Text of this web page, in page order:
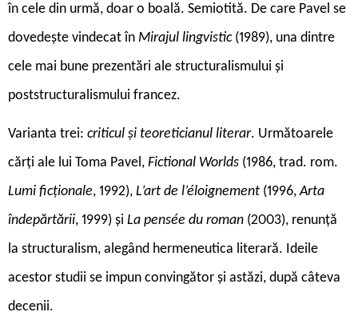
în cele din urmă, doar o boală. Semiotită. De care Pavel se
dovedește vindecat în Mirajul lingvistic (1989), una dintre
cele mai bune prezentări ale structuralismului și
poststructuralismului francez.
Varianta trei: criticul și teoreticianul literar. Următoarele
cărţi ale lui Toma Pavel, Fictional Worlds (1986, trad. rom.
Lumi ficționale, 1992), L’art de l’éloignement (1996,Arta
îndepărtării, 1999) și La pensée du roman (2003), renunță
la structuralism, alegând hermeneutica literară. Ideile
acestor studii se impun convingător și astăzi, după câteva
decenii.